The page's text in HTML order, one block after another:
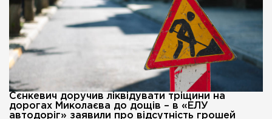
Сєнкевич доручив ліквідувати тріщини на
дорогах Миколаєва до дощів – в «ЕЛУ
автодоріг» заявили про відсутність грошей